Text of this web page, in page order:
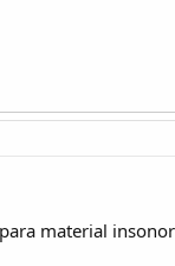
material